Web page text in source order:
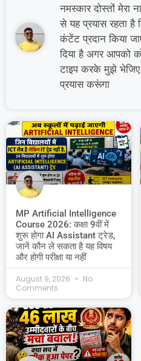
नमस्कार दोस्तों मेरा
से यह प्रयास रहता
कंटेंट प्रदान किया
दिया है अगर आपको
टाइप करके मुझे
प्रयास करूंगा
MP Artificial Intelligence
Course 2026: कक्षा 9वीं में
शुरू होगा AI Assistant ट्रेड,
जानें कौन ले सकता है यह विषय
और होगी परीक्षा या नहीं
August 9, 2026
No
Comments